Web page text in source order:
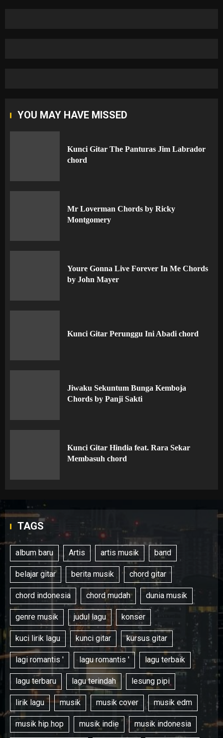
YOU MAY HAVE MISSED
Kunci Gitar The Panturas Jim Labrador
chord
Mr Loverman Chords by Ricky
Montgomery
Youre Gonna Live Forever In Me Chords
by John Mayer
Kunci Gitar Perunggu Ini Abadi chord
Jiwaku Sekuntum Bunga Kemboja
Chords by Panji Sakti
Kunci Gitar Hindia feat. Rara Sekar
Membasuh chord
TAGS
album baru Artis artis musik band
belajar gitar berita musik chord gitar
chord indonesia chord mudah dunia musik
genre musik judul lagu konser
kuci lirik lagu kunci gitar kursus gitar
lagi romantis ' lagu romantis ' lagu terbaik
lagu terbaru lagu terindah lesung pipi
lirik lagu musik musik cover musik edm
musik hip hop musik indie musik indonesia